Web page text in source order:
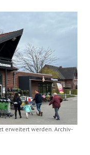
erweitert werden. Archiv-